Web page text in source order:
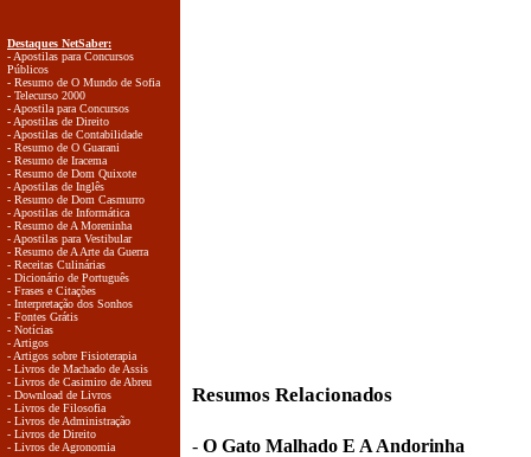
Destaques NetSaber:
- Apostilas para Concursos
Públicos
- Resumo de O Mundo de Sofia
- Telecurso 2000
- Apostila para Concursos
- Apostilas de Direito
- Apostilas de Contabilidade
- Resumo de O Guarani
- Resumo de Iracema
- Resumo de Dom Quixote
- Apostilas de Inglês
- Resumo de Dom Casmurro
- Apostilas de Informática
- Resumo de A Moreninha
- Apostilas para Vestibular
- Resumo de A Arte da Guerra
- Receitas Culinárias
- Dicionário de Português
- Frases e Citações
- Interpretação dos Sonhos
- Fontes Grátis
- Notícias
- Artigos
- Artigos sobre Fisioterapia
- Livros de Machado de Assis
- Livros de Casimiro de Abreu
- Download de Livros
- Livros de Filosofia
- Livros de Administração
- Livros de Direito
- Livros de Agronomia
Resumos Relacionados
- O Gato Malhado E A Andorinha